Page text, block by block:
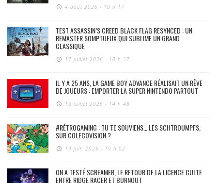
4 août 2026 - 10 h 17
TEST ASSASSIN’S CREED BLACK FLAG RESYNCED : UN
REMASTER SOMPTUEUX QUI SUBLIME UN GRAND
CLASSIQUE
17 juillet 2026 - 10 h 37
IL Y A 25 ANS, LA GAME BOY ADVANCE RÉALISAIT UN RÊVE
DE JOUEURS : EMPORTER LA SUPER NINTENDO PARTOUT
13 juillet 2026 - 14 h 48
#RÉTROGAMING : TU TE SOUVIENS… LES SCHTROUMPFS,
SUR COLECOVISION ?
19 juin 2026 - 19 h 02
ON A TESTÉ SCREAMER, LE RETOUR DE LA LICENCE CULTE
ENTRE RIDGE RACER ET BURNOUT